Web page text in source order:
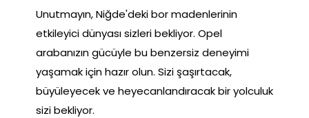
Unutmayın, Niğde'deki bor madenlerinin
etkileyici dünyası sizleri bekliyor. Opel
arabanızın gücüyle bu benzersiz deneyimi
yaşamak için hazır olun. Sizi şaşırtacak,
büyüleyecek ve heyecanlandıracak bir yolculuk
sizi bekliyor.